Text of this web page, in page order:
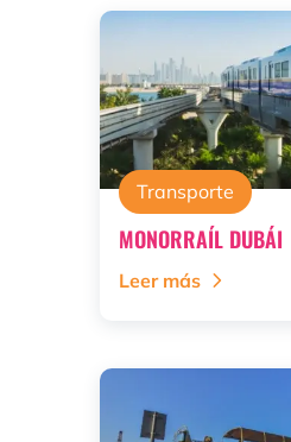
Transporte
MONORRAÍL DUBÁI
Leer más